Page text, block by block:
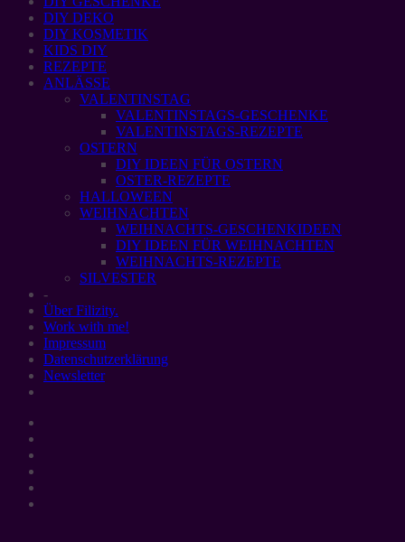
DIY DEKO
DIY KOSMETIK
KIDS DIY
REZEPTE
ANLÄSSE
VALENTINSTAG
VALENTINSTAGS-GESCHENKE
VALENTINSTAGS-REZEPTE
OSTERN
DIY IDEEN FÜR OSTERN
OSTER-REZEPTE
HALLOWEEN
WEIHNACHTEN
WEIHNACHTS-GESCHENKIDEEN
DIY IDEEN FÜR WEIHNACHTEN
WEIHNACHTS-REZEPTE
SILVESTER
-
Über Filizity.
Work with me!
Impressum
Datenschutzerklärung
Newsletter